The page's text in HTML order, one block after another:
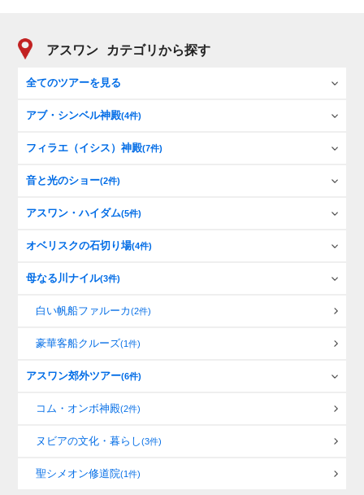
アスワン カテゴリから探す
全てのツアーを見る
アブ・シンベル神殿(4件)
フィラエ（イシス）神殿(7件)
音と光のショー(2件)
アスワン・ハイダム(5件)
オベリスクの石切り場(4件)
母なる川ナイル(3件)
白い帆船ファルーカ(2件)
豪華客船クルーズ(1件)
アスワン郊外ツアー(6件)
コム・オンボ神殿(2件)
ヌビアの文化・暮らし(3件)
聖シメオン修道院(1件)